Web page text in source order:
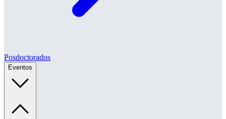
Posdoctorados
Eventos